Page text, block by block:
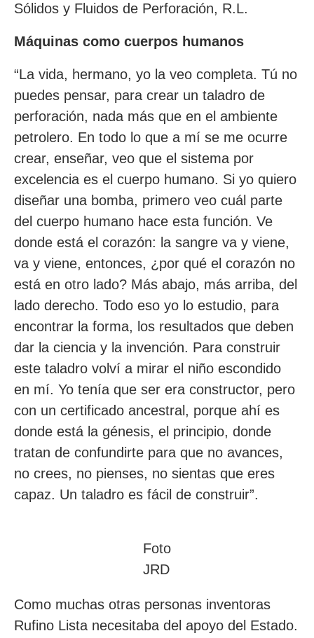
Sólidos y Fluidos de Perforación, R.L.
Máquinas como cuerpos humanos
“La vida, hermano, yo la veo completa. Tú no
puedes pensar, para crear un taladro de
perforación, nada más que en el ambiente
petrolero. En todo lo que a mí se me ocurre
crear, enseñar, veo que el sistema por
excelencia es el cuerpo humano. Si yo quiero
diseñar una bomba, primero veo cuál parte
del cuerpo humano hace esta función. Ve
donde está el corazón: la sangre va y viene,
va y viene, entonces, ¿por qué el corazón no
está en otro lado? Más abajo, más arriba, del
lado derecho. Todo eso yo lo estudio, para
encontrar la forma, los resultados que deben
dar la ciencia y la invención. Para construir
este taladro volví a mirar el niño escondido
en mí. Yo tenía que ser era constructor, pero
con un certificado ancestral, porque ahí es
donde está la génesis, el principio, donde
tratan de confundirte para que no avances,
no crees, no pienses, no sientas que eres
capaz. Un taladro es fácil de construir”.
Foto
JRD
Como muchas otras personas inventoras
Rufino Lista necesitaba del apoyo del Estado.